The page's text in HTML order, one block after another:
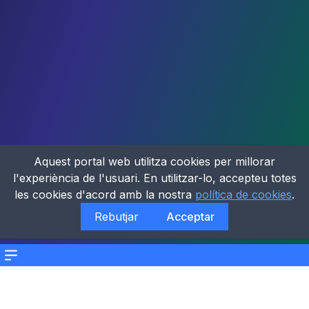
Menu
Aquest portal web utilitza cookies per millorar
l'experiència de l'usuari. En utilitzar-lo, accepteu totes
les cookies d'acord amb la nostra política de cookies.
Rebutjar
Acceptar